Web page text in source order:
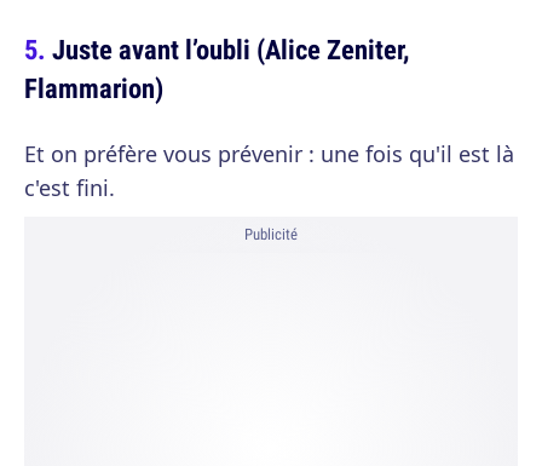
Juste avant l’oubli (Alice Zeniter,
Flammarion)
Et on préfère vous prévenir : une fois qu'il est là
c'est fini.
Publicité